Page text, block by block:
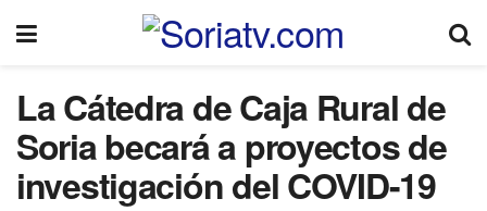
La Cátedra de Caja Rural de
Soria becará a proyectos de
investigación del COVID-19